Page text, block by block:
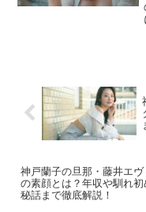
神戸蘭子の旦那・藤井エヴ
の素顔とは？年収や馴れ
秘話まで徹底解説！